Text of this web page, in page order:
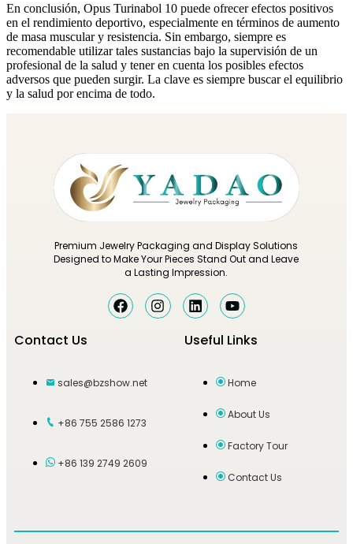
En conclusión, Opus Turinabol 10 puede ofrecer efectos positivos
en el rendimiento deportivo, especialmente en términos de aumento
de masa muscular y resistencia. Sin embargo, siempre es
recomendable utilizar tales sustancias bajo la supervisión de un
profesional de la salud y tener en cuenta los posibles efectos
adversos que pueden surgir. La clave es siempre buscar el equilibrio
y la salud por encima de todo.
Premium Jewelry Packaging and Display Solutions
Designed to Make Your Pieces Stand Out and Leave
a Lasting Impression.
Contact Us
sales@bzshow.net
+86 755 2586 1273
+86 139 2749 2609
Useful Links
Home
About Us
Factory Tour
Contact Us